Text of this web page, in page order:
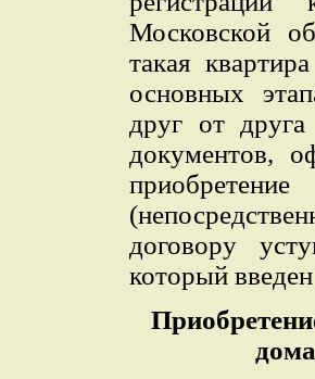
Московской
такая
основных
друг от
документов,
договору
который